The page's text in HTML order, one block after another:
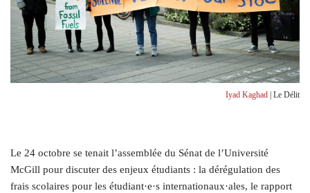
Iyad Kaghad | Le Délit
Le 24 octobre se tenait l’assemblée du Sénat de l’Université
McGill pour discuter des enjeux étudiants : la dérégulation des
frais scolaires pour les étudiant·e·s internationaux·ales, le rapport